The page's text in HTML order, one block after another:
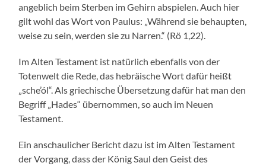
angeblich beim Sterben im Gehirn abspielen. Auch hier
gilt wohl das Wort von Paulus: „Während sie behaupten,
weise zu sein, werden sie zu Narren.“ (Rö 1,22).
Im Alten Testament ist natürlich ebenfalls von der
Totenwelt die Rede, das hebräische Wort dafür heißt
„sche’ól“. Als griechische Übersetzung dafür hat man den
Begriff „Hades“ übernommen, so auch im Neuen
Testament.
Ein anschaulicher Bericht dazu ist im Alten Testament
der Vorgang, dass der König Saul den Geist des